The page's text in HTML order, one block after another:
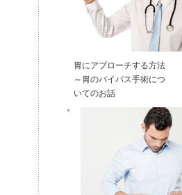
胃にアプローチする方法
～胃のバイパス手術につ
いてのお話